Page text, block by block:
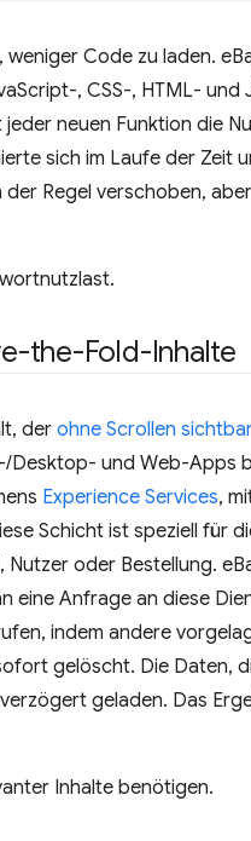
Code zu laden.
, CSS-, HTML- und
neuen Funktion die
sich im Laufe der Zeit
Regel verschoben,
the-Fold-Inhalte
derohne Scrollen
Desktop- und Web-Apps
Experience Services,
Schicht ist speziell für
oder Bestellung.
eine Anfrage an diese
indem andere
gelöscht. Die Daten,
geladen. Das
Inhalte benötigen.